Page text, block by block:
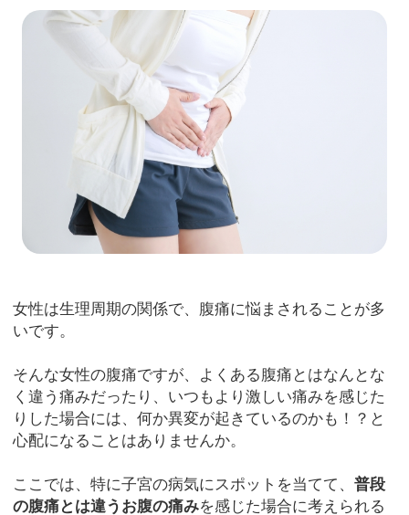
女性は生理周期の関係で、腹痛に悩まされることが多
いです。
そんな女性の腹痛ですが、よくある腹痛とはなんとな
く違う痛みだったり、いつもより激しい痛みを感じた
りした場合には、何か異変が起きているのかも！？と
心配になることはありませんか。
ここでは、特に子宮の病気にスポットを当てて、普段
の腹痛とは違うお腹の痛みを感じた場合に考えられる